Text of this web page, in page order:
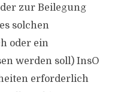
zur Beilegung
solchen
oder ein
werden soll) InsO
erforderlich